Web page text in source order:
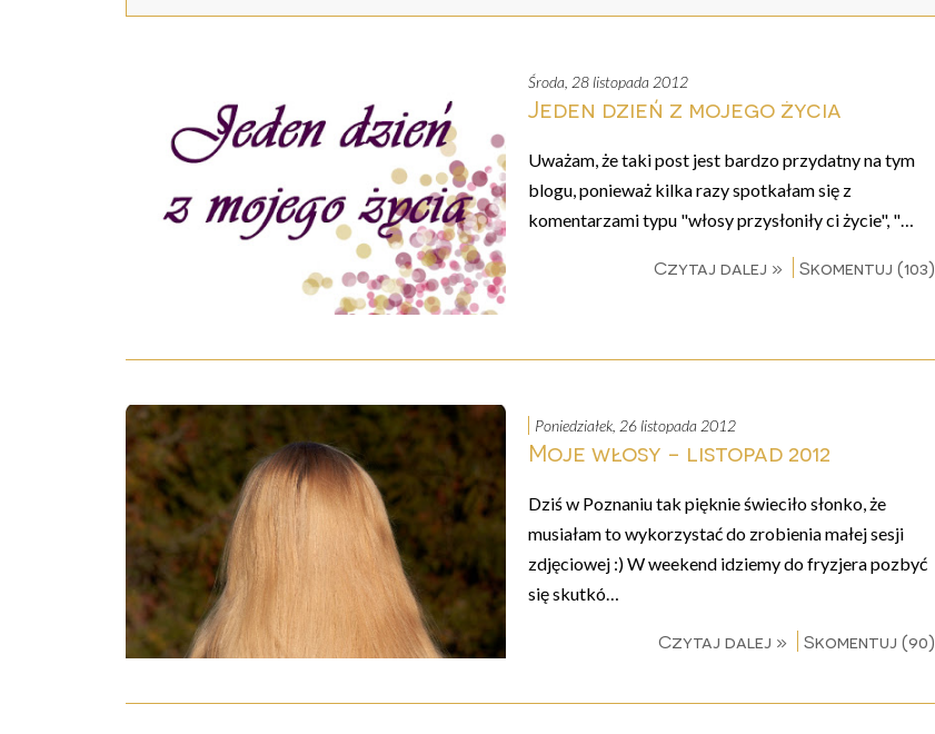
środa, 28 listopada 2012
Jeden dzień z mojego życia
Uważam, że taki post jest bardzo przydatny na tym
blogu, ponieważ kilka razy spotkałam się z
komentarzami typu "włosy przysłoniły ci życie", "…
Czytaj dalej » Skomentuj (103)
poniedziałek, 26 listopada 2012
Moje włosy - listopad 2012
Dziś w Poznaniu tak pięknie świeciło słonko, że
musiałam to wykorzystać do zrobienia małej sesji
zdjęciowej :) W weekend idziemy do fryzjera pozbyć
się skutkó…
Czytaj dalej » Skomentuj (90)